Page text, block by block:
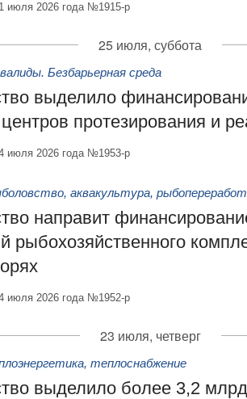
июля 2026 года №1915-р
25 июля, суббота
Безбарьерная среда
выделило
протезирования и
июля 2026 года №1953-р
аквакультура,
направит
рыбохозяйственного
июля 2026 года №1952-р
23 июля, четверг
теплоснабжение
выделило более 3,2